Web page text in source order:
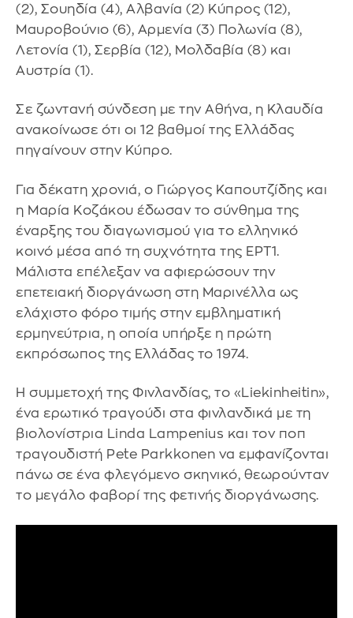
(2), Σουηδία (4), Αλβανία (2) Κύπρος (12),
Μαυροβούνιο (6), Αρμενία (3) Πολωνία (8),
Λετονία (1), Σερβία (12), Μολδαβία (8) και
Αυστρία (1).
Σε ζωντανή σύνδεση με την Αθήνα, η Κλαυδία
ανακοίνωσε ότι οι 12 βαθμοί της Ελλάδας
πηγαίνουν στην Κύπρο.
Για δέκατη χρονιά, ο Γιώργος Καπουτζίδης και
η Μαρία Κοζάκου έδωσαν το σύνθημα της
έναρξης του διαγωνισμού για το ελληνικό
κοινό μέσα από τη συχνότητα της ΕΡΤ1.
Μάλιστα επέλεξαν να αφιερώσουν την
επετειακή διοργάνωση στη Μαρινέλλα ως
ελάχιστο φόρο τιμής στην εμβληματική
ερμηνεύτρια, η οποία υπήρξε η πρώτη
εκπρόσωπος της Ελλάδας το 1974.
Η συμμετοχή της Φινλανδίας, το «Liekinheitin»,
ένα ερωτικό τραγούδι στα φινλανδικά με τη
βιολονίστρια Linda Lampenius και τον ποπ
τραγουδιστή Pete Parkkonen να εμφανίζονται
πάνω σε ένα φλεγόμενο σκηνικό, θεωρούνταν
το μεγάλο φαβορί της φετινής διοργάνωσης.